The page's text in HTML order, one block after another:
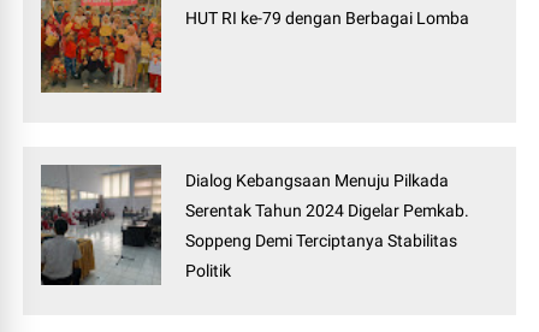
HUT RI ke-79 dengan Berbagai Lomba
Dialog Kebangsaan Menuju Pilkada
Serentak Tahun 2024 Digelar Pemkab.
Soppeng Demi Terciptanya Stabilitas
Politik